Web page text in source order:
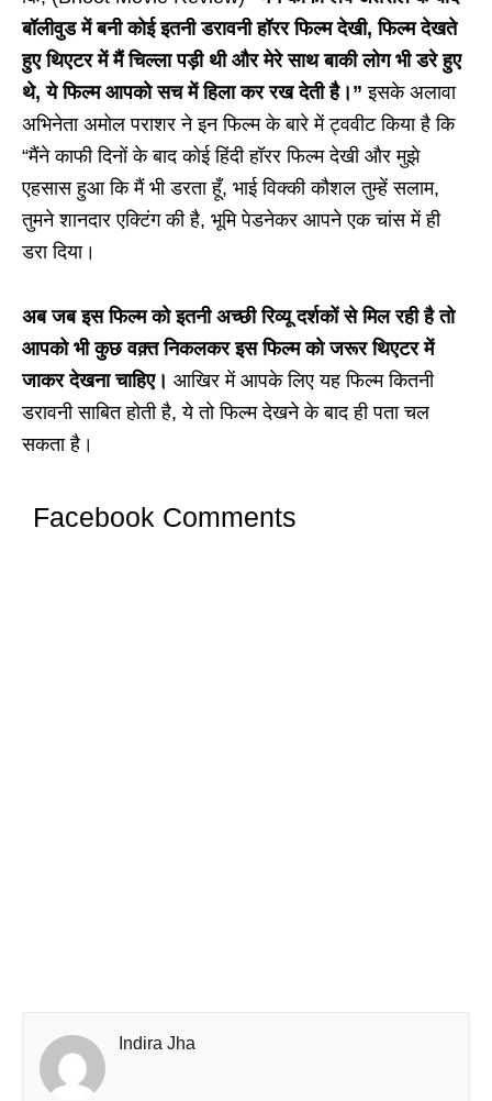
बॉलीवुड में बनी कोई इतनी डरावनी हॉरर फिल्म देखी, फिल्म देखते
हुए थिएटर में मैं चिल्ला पड़ी थी और मेरे साथ बाकी लोग भी डरे हुए
थे, ये फिल्म आपको सच में हिला कर रख देती है।”इसके अलावा
अभिनेता अमोल पराशर ने इन फिल्म के बारे में ट्ववीट किया है कि
“मैंने काफी दिनों के बाद कोई हिंदी हॉरर फिल्म देखी और मुझे
एहसास हुआ कि मैं भी डरता हूँ, भाई विक्की कौशल तुम्हें सलाम,
तुमने शानदार एक्टिंग की है, भूमि पेडनेकर आपने एक चांस में ही
डरा दिया।
अब जब इस फिल्म को इतनी अच्छी रिव्यू दर्शकों से मिल रही है तो
आपको भी कुछ वक़्त निकलकर इस फिल्म को जरूर थिएटर में
जाकर देखना चाहिए। आखिर में आपके लिए यह फिल्म कितनी
डरावनी साबित होती है, ये तो फिल्म देखने के बाद ही पता चल
सकता है।
Facebook Comments
Indira Jha